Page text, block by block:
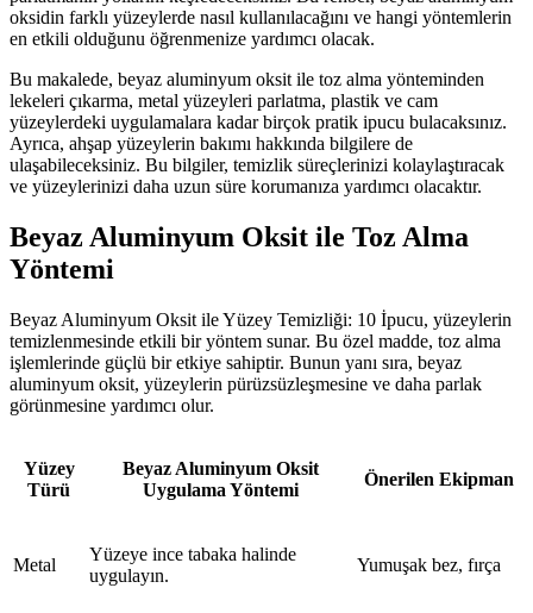
oksidin farklı yüzeylerde nasıl kullanılacağını ve hangi yöntemlerin
en etkili olduğunu öğrenmenize yardımcı olacak.
Bu makalede, beyaz aluminyum oksit ile toz alma yönteminden
lekeleri çıkarma, metal yüzeyleri parlatma, plastik ve cam
yüzeylerdeki uygulamalara kadar birçok pratik ipucu bulacaksınız.
Ayrıca, ahşap yüzeylerin bakımı hakkında bilgilere de
ulaşabileceksiniz. Bu bilgiler, temizlik süreçlerinizi kolaylaştıracak
ve yüzeylerinizi daha uzun süre korumanıza yardımcı olacaktır.
Beyaz Aluminyum Oksit ile Toz Alma
Yöntemi
Beyaz Aluminyum Oksit ile Yüzey Temizliği: 10 İpucu, yüzeylerin
temizlenmesinde etkili bir yöntem sunar. Bu özel madde, toz alma
işlemlerinde güçlü bir etkiye sahiptir. Bunun yanı sıra, beyaz
aluminyum oksit, yüzeylerin pürüzsüzleşmesine ve daha parlak
görünmesine yardımcı olur.
Yüzey
Türü
Beyaz Aluminyum Oksit
Uygulama Yöntemi
Önerilen Ekipman
Metal
Yüzeye ince tabaka halinde
uygulayın.
Yumuşak bez, fırça